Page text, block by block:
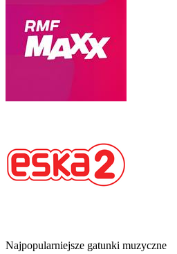
Najpopularniejsze gatunki muzyczne